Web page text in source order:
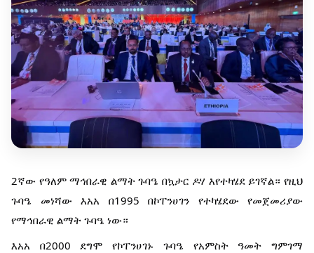
2ኛው የዓለም ማኅበራዊ ልማት ጉባዔ በኳታር ዶሃ እየተካሄደ ይገኛል። የዚህ
ጉባዔ መነሻው እአአ በ1995 በኮፐንሀገን የተካሄደው የመጀመሪያው
የማኅበራዊ ልማት ጉባዔ ነው።
እአአ በ2000 ደግሞ የኮፐንሀገኑ ጉባዔ የአምስት ዓመት ግምገማ